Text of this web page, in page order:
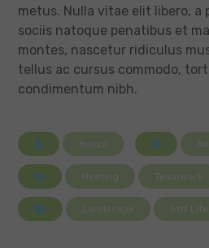
metus. Nulla vitae elit libero, a
sociis natoque penatibus et
montes, nascetur ridiculus
tellus ac cursus commodo,
condimentum nibh.
Huvza
Meeting Teamwork
Landscape Still Life